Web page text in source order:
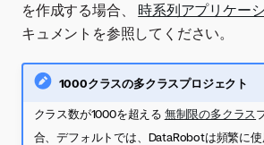
を作成する場合、 時系列アプリケー
キュメントを参照してください。
1000クラスの多クラスプロジェクト
クラス数が1000を超える 無制限の多クラス
合、デフォルトでは、DataRobotは頻繁に